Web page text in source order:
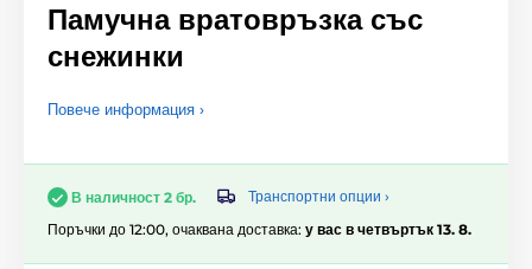
Памучна вратовръзка със
снежинки
Повече информация ›
В наличност 2 бр.
Транспортни опции ›
Поръчки до 12:00, очаквана доставка: у вас в четвъртък 13. 8.